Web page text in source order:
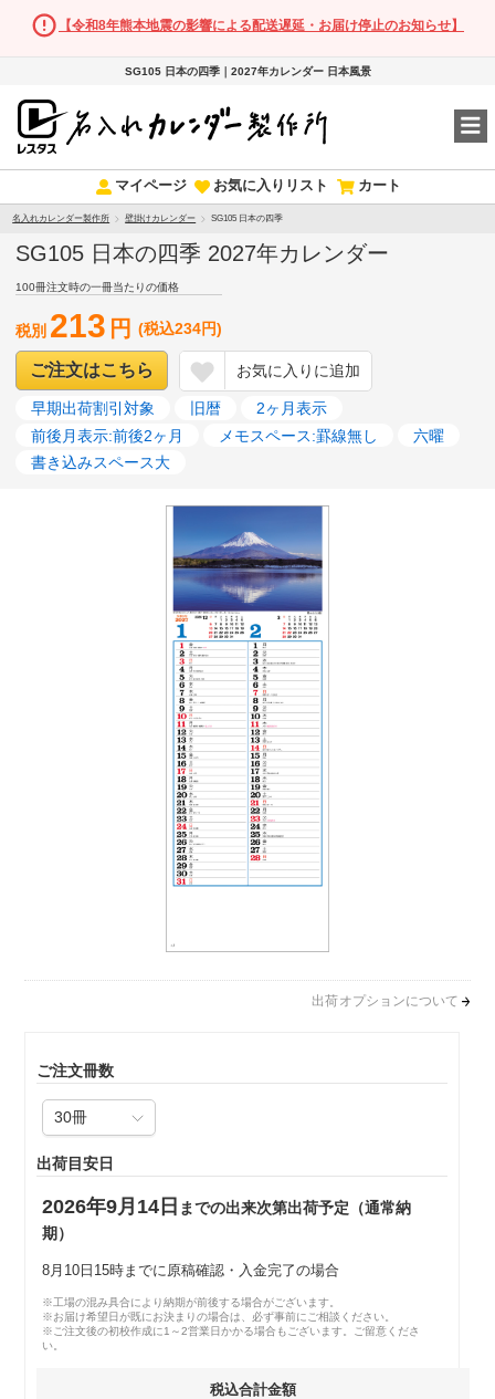
【令和8年熊本地震の影響による配送遅延・お届け停止のお知らせ】
SG105 日本の四季｜2027年カレンダー 日本風景
マイページ お気に入りリスト カート
名入れカレンダー製作所 壁掛けカレンダー SG105 日本の四季
SG105 日本の四季 2027年カレンダー
100冊注文時の一冊当たりの価格
税別 213 円 (税込234円)
ご注文はこちら お気に入りに追加
早期出荷割引対象 旧暦
2ヶ月表示
前後月表示:前後2ヶ月
メモスペース:罫線無し
六曜
書き込みスペース大
出荷オプションについて
ご注文冊数
出荷目安日
2026年9月14日 までの出来次第出荷予定（通常納
期）
8月10日15時までに原稿確認・入金完了の場合
※工場の混み具合により納期が前後する場合がございます。
※お届け希望日が既にお決まりの場合は、必ず事前にご相談ください。
※ご注文後の初校作成に1～2営業日かかる場合もございます。ご留意くださ
い。
税込合計金額